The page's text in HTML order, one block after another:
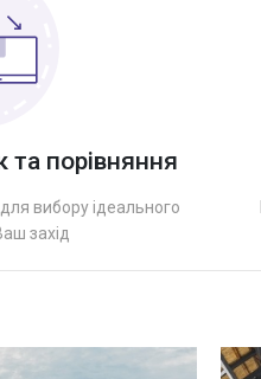
порівняння
вибору ідеального
захід